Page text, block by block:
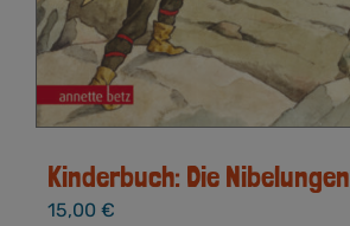
Kinderbuch: Die Nibelungen
15,00 €